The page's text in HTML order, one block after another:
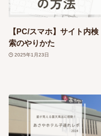
【PC/スマホ】サイト内検
索のやりかた
2025年1月23日